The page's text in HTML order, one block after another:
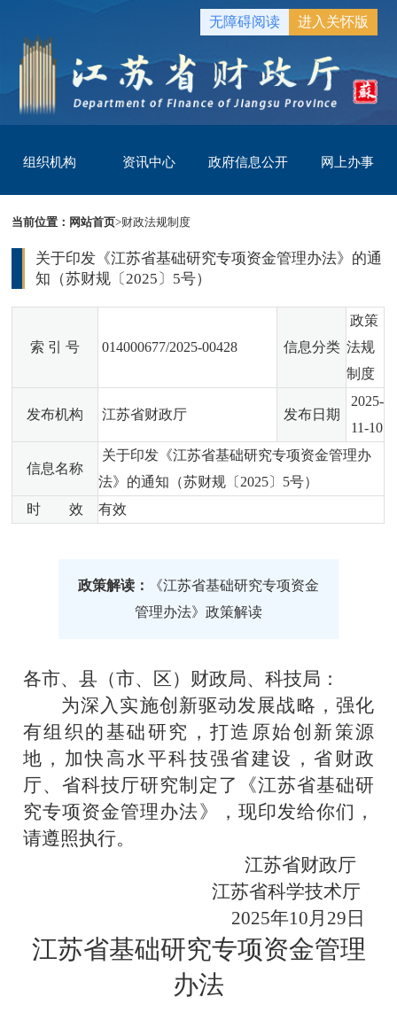
无障碍阅读 进入关怀版
组织机构 资讯中心 政府信息公开 网上办事
当前位置： 网站首页>财政法规制度
关于印发《江苏省基础研究专项资金管理办法》的通
知（苏财规〔2025〕5号）
索 引 号 014000677/2025-00428 信息分类
政策
法规
制度
发布机构 江苏省财政厅 发布日期
2025-
11-10
信息名称
关于印发《江苏省基础研究专项资金管理办
法》的通知（苏财规〔2025〕5号）
时 效
有效
政策解读：
《江苏省基础研究专项资金
管理办法》政策解读
各市、县（市、区）财政局、科技局 ：
为深入实施创新驱动发展战略，强化
有组织的基础研究，打造原始创新策源
地，加快高水平科技强省建设，省财政
厅、省科技厅研究制定了《江苏省基础研
究专项资金管理办法》，现印发给你们，
请遵照执行。
江苏省财政厅
江苏省科学技术厅
2025年10 月 29 日
江苏省基础研究专项资金管理
办法